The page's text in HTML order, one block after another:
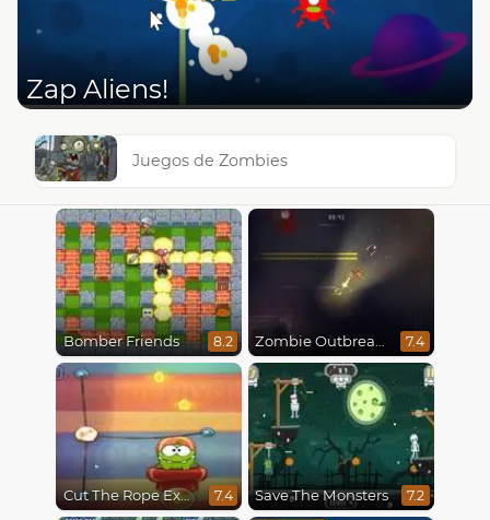
Zap Aliens!
Juegos de Zombies
Bomber Friends 8.2 Zombie Outbreak Arena 7.4
Cut The Rope Experiments 7.4 Save The Monsters 7.2